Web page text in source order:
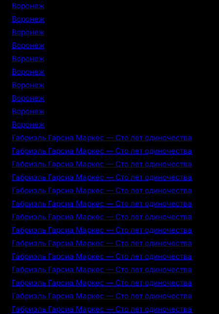
Воронеж
Воронеж
Воронеж
Воронеж
Воронеж
Воронеж
Воронеж
Воронеж
Воронеж
Воронеж
Габриэль Гарсиа Маркес — Сто лет одиночества
Габриэль Гарсиа Маркес — Сто лет одиночества
Габриэль Гарсиа Маркес — Сто лет одиночества
Габриэль Гарсиа Маркес — Сто лет одиночества
Габриэль Гарсиа Маркес — Сто лет одиночества
Габриэль Гарсиа Маркес — Сто лет одиночества
Габриэль Гарсиа Маркес — Сто лет одиночества
Габриэль Гарсиа Маркес — Сто лет одиночества
Габриэль Гарсиа Маркес — Сто лет одиночества
Габриэль Гарсиа Маркес — Сто лет одиночества
Габриэль Гарсиа Маркес — Сто лет одиночества
Габриэль Гарсиа Маркес — Сто лет одиночества
Габриэль Гарсиа Маркес — Сто лет одиночества
Габриэль Гарсиа Маркес — Сто лет одиночества